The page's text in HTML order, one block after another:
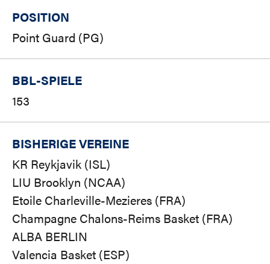
POSITION
Point Guard (PG)
BBL-SPIELE
153
BISHERIGE VEREINE
KR Reykjavik (ISL)
LIU Brooklyn (NCAA)
Etoile Charleville-Mezieres (FRA)
Champagne Chalons-Reims Basket (FRA)
ALBA BERLIN
Valencia Basket (ESP)